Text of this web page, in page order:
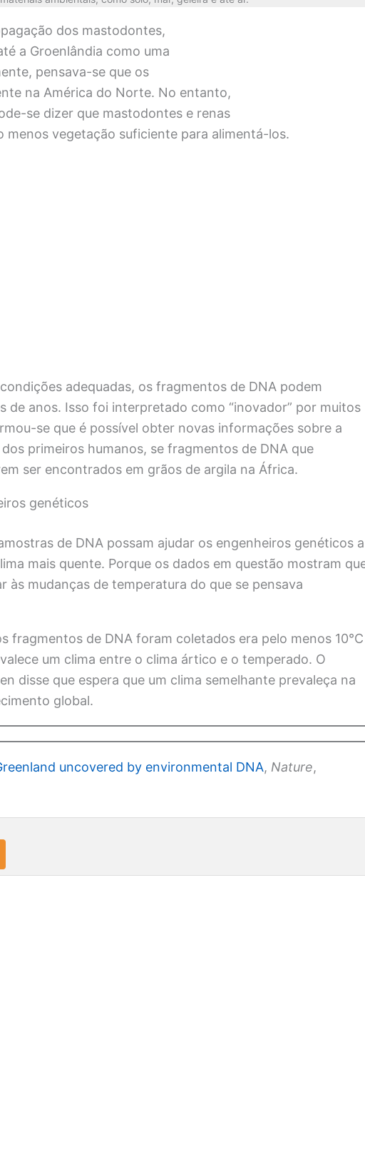
dos mastodontes,
a Groenlândia como uma
pensava-se que os
na América do Norte. No entanto,
se dizer que mastodontes e renas
menos vegetação suficiente para alimentá-los.
adequadas, os fragmentos de DNA podem
de anos. Isso foi interpretado como “inovador” por muitos
se que é possível obter novas informações sobre a
primeiros humanos, se fragmentos de DNA que
ser encontrados em grãos de argila na África.
genéticos
de DNA possam ajudar os engenheiros genéticos a
mais quente. Porque os dados em questão mostram
às mudanças de temperatura do que se pensava
fragmentos de DNA foram coletados era pelo menos 10°C
um clima entre o clima ártico e o temperado. O
disse que espera que um clima semelhante prevaleça na
global.
uncovered by environmental DNA, Nature,